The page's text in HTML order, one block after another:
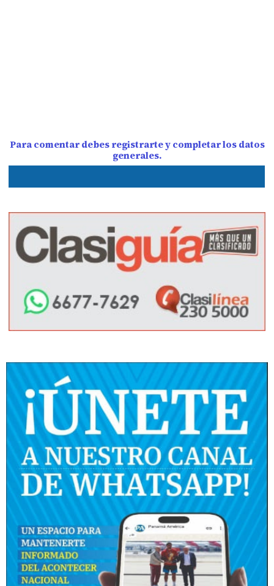
Para comentar debes registrarte y completar los datos
generales.